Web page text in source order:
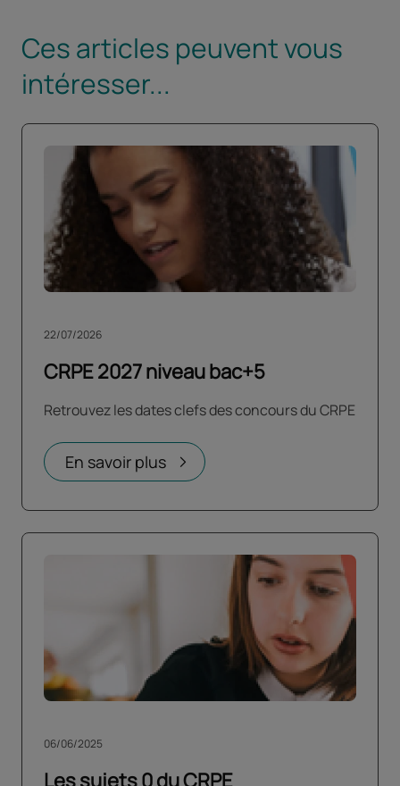
Ces articles peuvent vous
intéresser...
CRPE 2027 niveau bac+5
22/07/2026
Retrouvez les dates clefs des concours du CRPE
En savoir plus
06/06/2025